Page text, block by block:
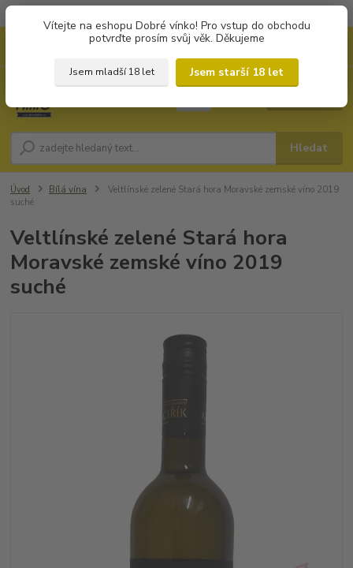
Vítejte na eshopu Dobré vínko! Pro vstup do obchodu
potvrďte prosím svůj věk. Děkujeme
Jsem mladší 18 let
Jsem starší 18 let
Hledat
Úvod Bílá vína
Veltlínské zelené Stará hora Moravské zemské víno 2019
suché
Veltlínské zelené Stará hora
Moravské zemské víno 2019
suché